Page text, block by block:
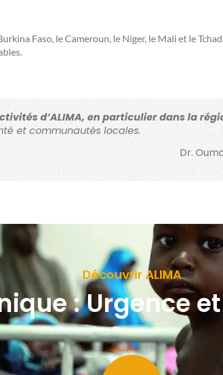
Faso, le Cameroun, le Niger, le Mali et le
d’ALIMA, en particulier dans la
et communautés locales.
Dr.
Découvrir ALIMA
: Urgence